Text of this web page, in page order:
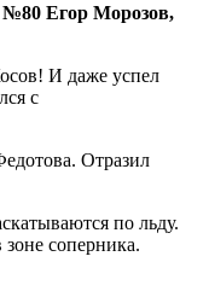
Егор Морозов,
И даже успел
с
Отразил
по льду.
соперника.